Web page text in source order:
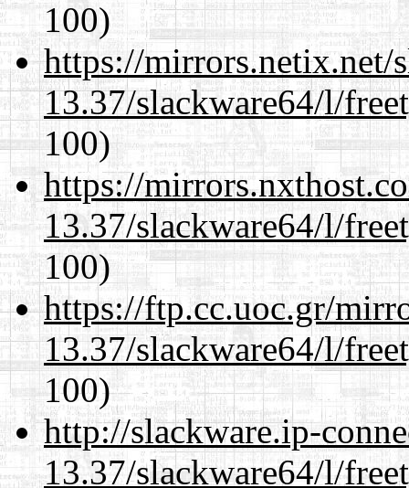
100)
https://mirrors.netix.net/
13.37/slackware64/l/
100)
https://
13.37/slackware64/l/
100)
https://ftp.cc.uoc.gr/
13.37/slackware64/l/
100)
http://slackware.ip-
13.37/slackware64/l/